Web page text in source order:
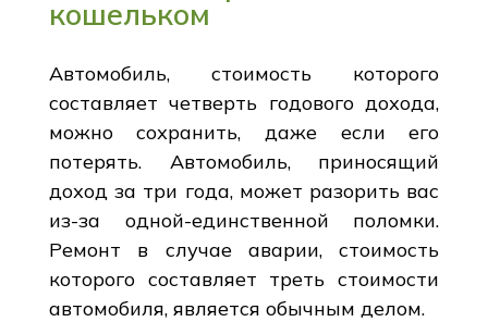
кошельком
Автомобиль, стоимость которого
составляет четверть годового дохода,
можно сохранить, даже если его
потерять. Автомобиль, приносящий
доход за три года, может разорить вас
из-за одной-единственной поломки.
Ремонт в случае аварии, стоимость
которого составляет треть стоимости
автомобиля, является обычным делом.